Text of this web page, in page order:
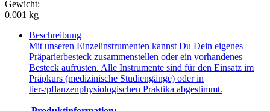
Gewicht:
0.001 kg
Beschreibung
Mit unseren Einzelinstrumenten kannst Du Dein eigenes
Präparierbesteck zusammenstellen oder ein vorhandenes
Besteck aufrüsten. Alle Instrumente sind für den Einsatz im
Präpkurs (medizinische Studiengänge) oder in
tier-/pflanzenphysiologischen Praktika abgestimmt.